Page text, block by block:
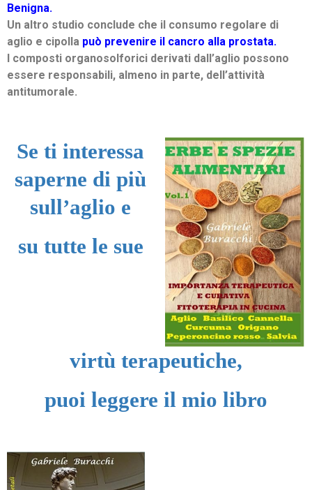
Benigna.
Un altro studio conclude che il consumo regolare di
aglio e cipolla può prevenire il cancro alla prostata.
I composti organosolforici derivati dall’aglio possono
essere responsabili, almeno in parte, dell’attività
antitumorale.
Se ti interessa
saperne di più
sull’aglio e
su tutte le sue
virtù terapeutiche,
puoi leggere il mio libro